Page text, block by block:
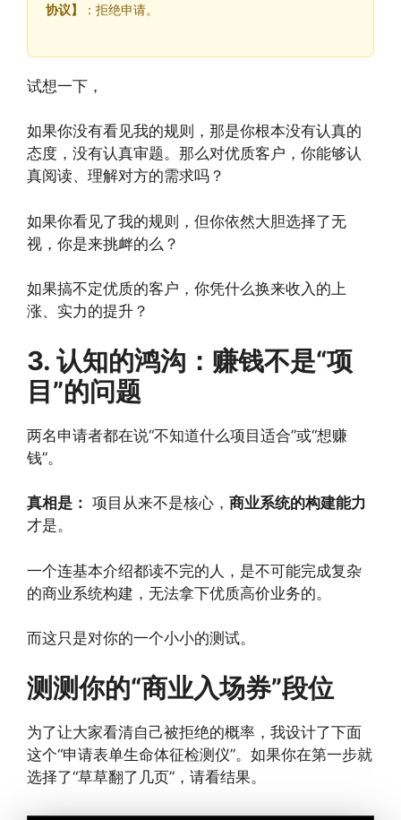
协议】
：拒绝申请。
试想一下，
如果你没有看见我的规则，那是你根本没有认真的
态度，没有认真审题。那么对优质客户，你能够认
真阅读、理解对方的需求吗？
如果你看见了我的规则，但你依然大胆选择了无
视，你是来挑衅的么？
如果搞不定优质的客户，你凭什么换来收入的上
涨、实力的提升？
3. 认知的鸿沟：赚钱不是“项
目”的问题
两名申请者都在说“不知道什么项目适合”或“想赚
钱”。
真相是： 项目从来不是核心， 商业系统的构建能力
才是。
一个连基本介绍都读不完的人，是不可能完成复杂
的商业系统构建，无法拿下优质高价业务的。
而这只是对你的一个小小的测试。
测测你的“商业入场券”段位
为了让大家看清自己被拒绝的概率，我设计了下面
这个“申请表单生命体征检测仪”。如果你在第一步就
选择了“草草翻了几页”，请看结果。